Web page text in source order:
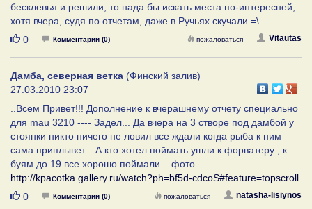
бесклевья и решили, то нада бы искать места по-интересней,
хотя вчера, судя по отчетам, даже в Ручьях скучали =\.
Нравится
0 Комментарии (0) Vitautas
пожаловаться
Дамба, северная ветка (Финский залив)
27.03.2010 23:07
..Всем Привет!!! Дополнение к вчерашнему отчету специально
для mau 3210 ---- Задел... Да вчера на 3 створе под дамбой у
стоянки никто ничего не ловил все ждали когда рыба к ним
сама приплывет... А кто хотел поймать ушли к форватеру , к
буям до 19 все хорошо поймали .. фото...
http://kpacotka.gallery.ru/watch?ph=bf5d-cdcoS#feature=topscroll
Нравится
0 Комментарии (0) natasha-lisiynos
пожаловаться